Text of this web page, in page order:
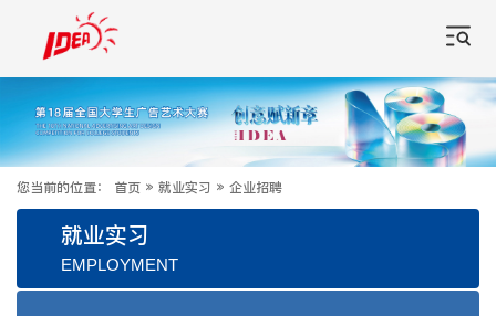
您当前的位置： 首页 » 就业实习 » 企业招聘
就业实习
EMPLOYMENT